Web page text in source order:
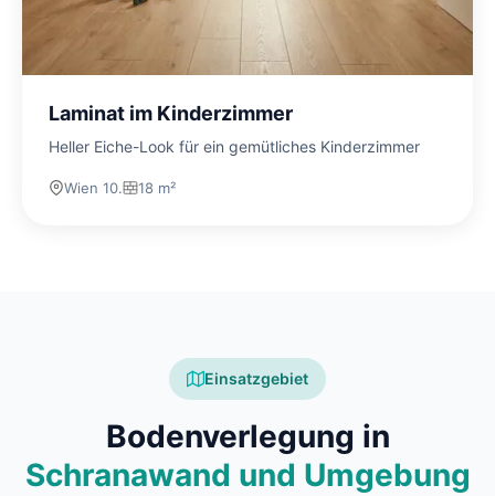
Laminat im Kinderzimmer
Heller Eiche-Look für ein gemütliches Kinderzimmer
Wien 10. 18 m²
Einsatzgebiet
Bodenverlegung in
Schranawand und Umgebung